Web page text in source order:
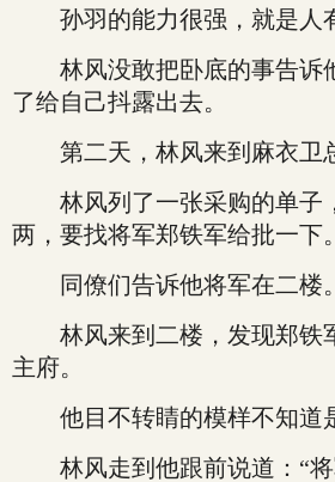
孙羽的能力很强，就是人有
林风没敢把卧底的事告诉
了给自己抖露出去。
第二天，林风来到麻衣卫
林风列了一张采购的单子
两，要找将军郑铁军给批一下。
同僚们告诉他将军在二楼。
林风来到二楼，发现郑铁
主府。
他目不转睛的模样不知道是
林风走到他跟前说道：“将